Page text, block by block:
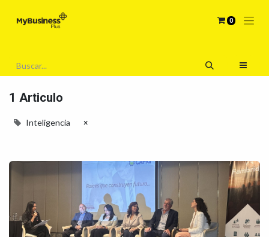
0
1 Articulo
Inteligencia ×